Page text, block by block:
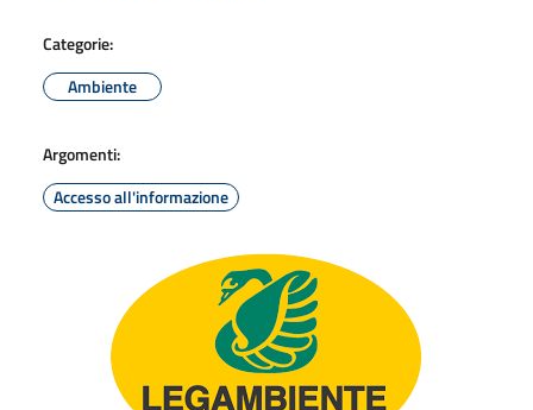
Categorie:
Ambiente
Argomenti:
Accesso all'informazione